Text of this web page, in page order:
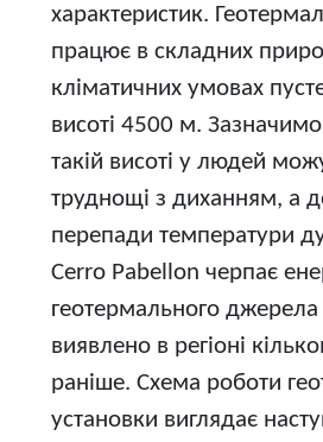
характеристик.
працює в складних
кліматичних умовах
висоті 4500 м.
такій висоті у людей
труднощі з диханням, а
перепади температури
Cerro Pabellon черпає
геотермального
виявлено в регіоні
раніше. Схема роботи
установки виглядає